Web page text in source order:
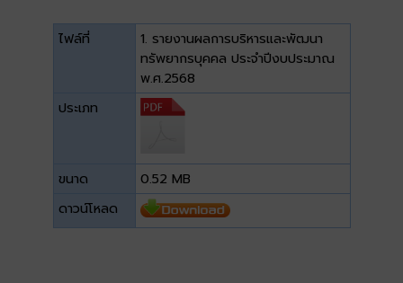
ไฟล์ที่
1. รายงานผลการบริหารและพัฒนา
ทรัพยากรบุคคล ประจำปีงบประมาณ
พ.ศ.2568
ประเภท
ขนาด
0.52 MB
ดาวน์โหลด